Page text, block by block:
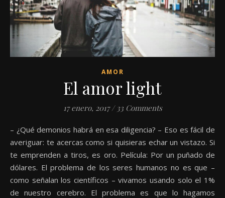
AMOR
El amor light
17 enero, 2017 / 33 Comments
– ¿Qué demonios habrá en esa diligencia? – Eso es fácil de
averiguar: te acercas como si quisieras echar un vistazo. Si
te emprenden a tiros, es oro. Película: Por un puñado de
dólares. El problema de los seres humanos no es que –
como señalan los científicos – vivamos usando solo el 1%
de nuestro cerebro. El problema es que lo hagamos